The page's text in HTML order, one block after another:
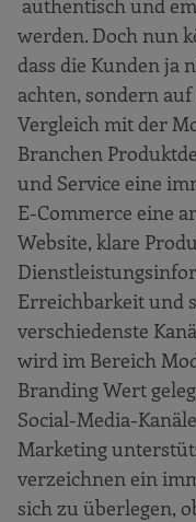
authentisch und
werden. Doch nun
dass die Kunden ja
achten, sondern
Vergleich mit der
Branchen
und Service eine
E-Commerce eine
Website, klare
Erreichbarkeit und
verschiedenste
wird im Bereich
Branding Wert
Social-Media-
Marketing
verzeichnen ein
sich zu überlegen,